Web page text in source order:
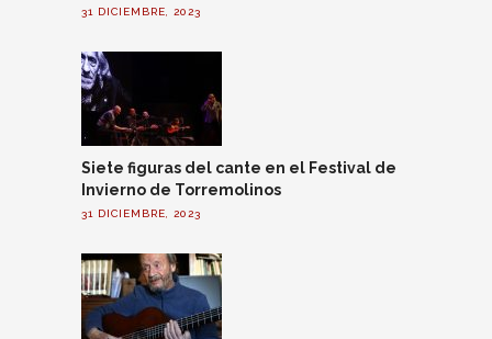
31 DICIEMBRE, 2023
Siete figuras del cante en el Festival de
Invierno de Torremolinos
31 DICIEMBRE, 2023